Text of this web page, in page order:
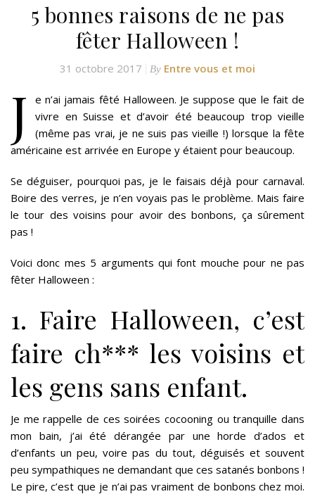
5 bonnes raisons de ne pas
fêter Halloween !
31 octobre 2017 By Entre vous et moi
J
e n’ai jamais fêté Halloween. Je suppose que le fait de
vivre en Suisse et d’avoir été beaucoup trop vieille
(même pas vrai, je ne suis pas vieille !) lorsque la fête
américaine est arrivée en Europe y étaient pour beaucoup.
Se déguiser, pourquoi pas, je le faisais déjà pour carnaval.
Boire des verres, je n’en voyais pas le problème. Mais faire
le tour des voisins pour avoir des bonbons, ça sûrement
pas !
Voici donc mes 5 arguments qui font mouche pour ne pas
fêter Halloween :
1. Faire Halloween, c’est
faire ch*** les voisins et
les gens sans enfant.
Je me rappelle de ces soirées cocooning ou tranquille dans
mon bain, j’ai été dérangée par une horde d’ados et
d’enfants un peu, voire pas du tout, déguisés et souvent
peu sympathiques ne demandant que ces satanés bonbons !
Le pire, c’est que je n’ai pas vraiment de bonbons chez moi.